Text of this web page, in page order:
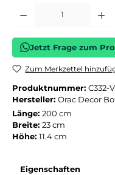
Produkt Anzahl: Gib den
Jetzt Frage zum
Zum Merkzettel
Produktnummer: C332-
Hersteller: Orac Decor
Länge: 200 cm
Breite: 23 cm
Höhe: 11.4 cm
Eigenschaften